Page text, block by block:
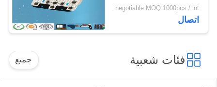
negotiable MOQ:1000pcs / lot
اتصال
فئات شعبية جميع